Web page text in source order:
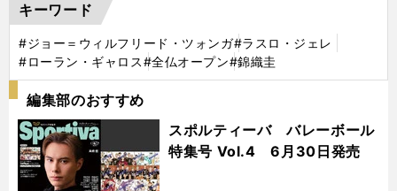
キーワード
#ジョー＝ウィルフリード・ツォンガ#ラスロ・ジェレ
#ローラン・ギャロス#全仏オープン#錦織圭
編集部のおすすめ
スポルティーバ バレーボール
特集号 Vol.4 6月30日発売